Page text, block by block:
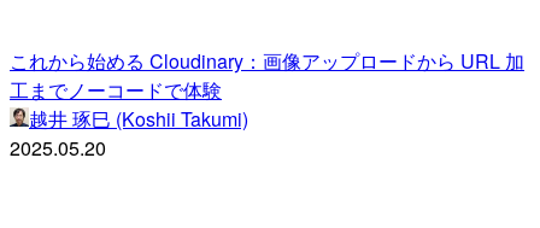
これから始める Cloudinary：画像アップロードから URL 加
工までノーコードで体験
越井 琢巳 (Koshii Takumi)
2025.05.20